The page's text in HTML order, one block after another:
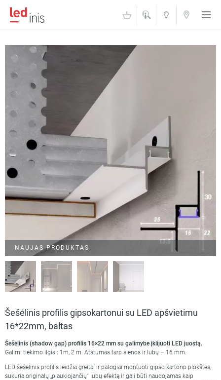
ŠVIESOS KONTAKTAI
NAUJAS PRODUKTAS
Šešėlinis profilis gipsokartonui su LED apšvietimu
16*22mm, baltas
Šešėlinis (shadow gap) profilis 16×22 mm su galimybe įklijuoti LED juostą.
Galimi tiekimo ilgiai: 1m, 2 m. Atstumas tarp sienos ir lubų – 16 mm.
LED šešėlinis profilis leidžia greitai ir patogiai montuoti gipso kartono plokštes,
sukuria originalų „plaukiojančių“ lubų efektą ir gali būti naudojamas kaip